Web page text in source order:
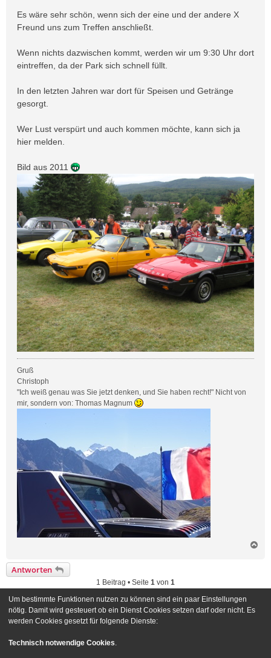
Es wäre sehr schön, wenn sich der eine und der andere X
Freund uns zum Treffen anschließt.
Wenn nichts dazwischen kommt, werden wir um 9:30 Uhr dort
eintreffen, da der Park sich schnell füllt.
In den letzten Jahren war dort für Speisen und Getränge
gesorgt.
Wer Lust verspürt und auch kommen möchte, kann sich ja
hier melden.
Bild aus 2011
Gruß
Christoph
"Ich weiß genau was Sie jetzt denken, und Sie haben recht!" Nicht von
mir, sondern von: Thomas Magnum
Antworten
1 Beitrag • Seite 1 von 1
Gehe zu
Foren-Übersicht Kontakt
Um bestimmte Funktionen nutzen zu können sind ein paar Einstellungen
nötig. Damit wird gesteuert ob ein Dienst Cookies setzen darf oder nicht. Es
werden Cookies gesetzt für folgende Dienste:
Technisch notwendige Cookies.